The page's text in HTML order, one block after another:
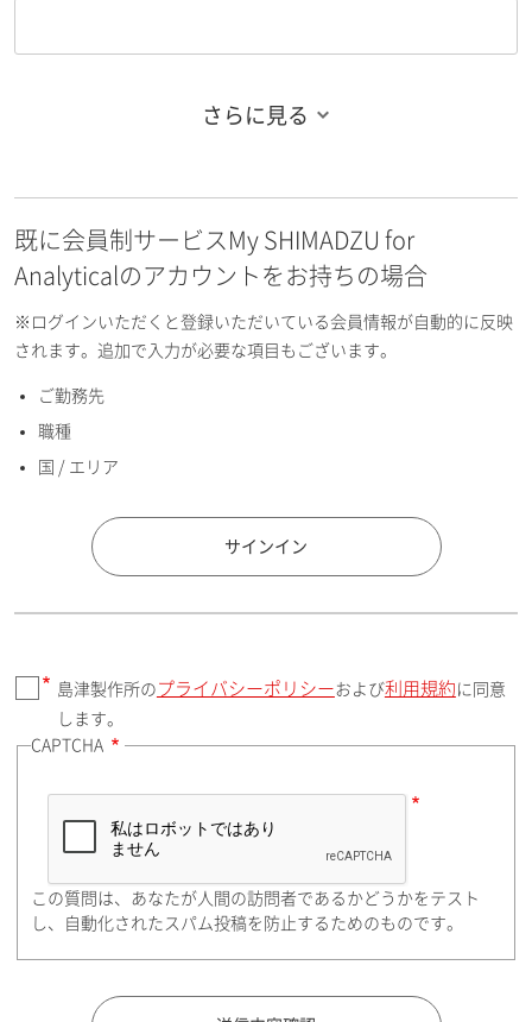
お名前フリガナ（名）
E-mailアドレス（半角英数）
国 / エリア
郵便番号（勤務先）
住所検索
都道府県（勤務先）
さらに見る
既に会員制サービスMy SHIMADZU for
Analyticalのアカウントをお持ちの場合
※ログインいただくと登録いただいている会員情報が自動的に反映
されます。追加で入力が必要な項目もございます。
ご勤務先
職種
国 / エリア
サインイン
島津製作所の プライバシーポリシーおよび利用規約 に同意
します。
CAPTCHA
この質問は、あなたが人間の訪問者であるかどうかをテスト
し、自動化されたスパム投稿を防止するためのものです。